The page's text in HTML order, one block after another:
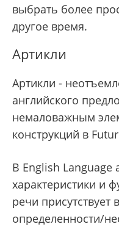
выбрать более
другое время.
Артикли
Артикли -
английского
немаловажным
конструкций в
В English Language
характеристики и
речи
определенности/